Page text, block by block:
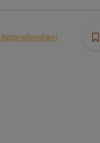
Approfondisci